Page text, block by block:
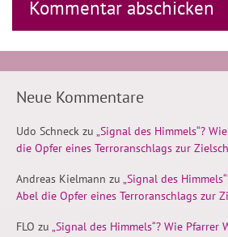
Neue Kommentare
Udo Schneck zu „Signal des Himmels“?
die Opfer eines Terroranschlags zur
Andreas Kielmann zu „Signal des
Abel die Opfer eines Terroranschlags zur
FLO zu „Signal des Himmels“? Wie